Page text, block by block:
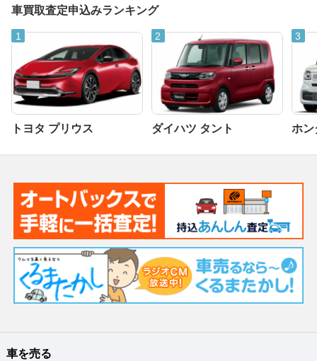
車買取査定申込みランキング
トヨタ プリウス ダイハツ タント ホン
車を売る